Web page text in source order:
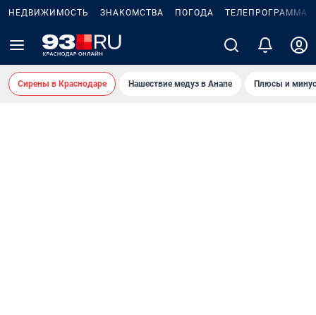
НЕДВИЖИМОСТЬ ЗНАКОМСТВА ПОГОДА ТЕЛЕПРОГРАММА
Сирены в Краснодаре Нашествие медуз в Анапе Плюсы и